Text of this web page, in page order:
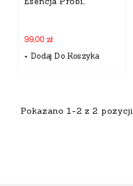
99,00 zł
+ Dodaj Do Koszyka
Pokazano 1-2 z 2 pozycji